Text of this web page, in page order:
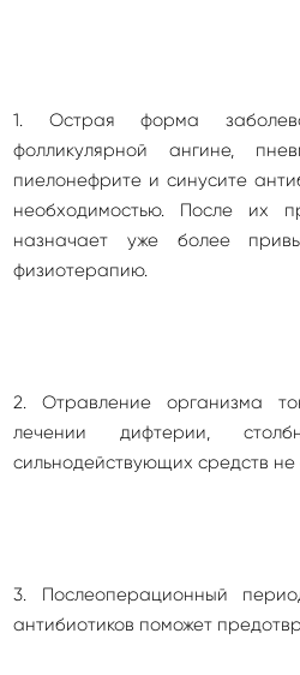
1. Острая форма
фолликулярной ангине,
пиелонефрите и синусите
необходимостью. После их
назначает уже более
физиотерапию.
2. Отравление организма
лечении дифтерии,
сильнодействующих средств не
3. Послеоперационный
антибиотиков поможет